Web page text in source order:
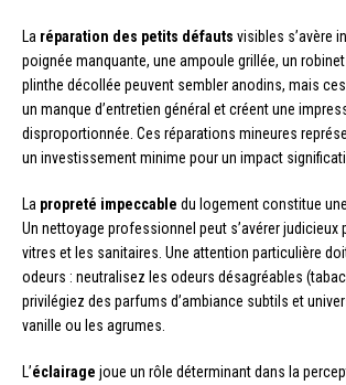
La réparation des petits défauts visibles s’avère
poignée manquante, une ampoule grillée, un
plinthe décollée peuvent sembler anodins, mais
un manque d’entretien général et créent une
disproportionnée. Ces réparations mineures
un investissement minime pour un impact
La propreté impeccable du logement constitue
Un nettoyage professionnel peut s’avérer judicieux
vitres et les sanitaires. Une attention particulière
odeurs : neutralisez les odeurs désagréables
privilégiez des parfums d’ambiance subtils et
vanille ou les agrumes.
L’éclairage joue un rôle déterminant dans la